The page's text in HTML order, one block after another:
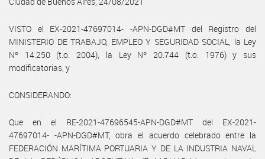
VISTO el EX-2021-47697014- -APN-DGD#MT del Registro del
MINISTERIO DE TRABAJO, EMPLEO Y SEGURIDAD SOCIAL, la Ley
Nº 14.250 (t.o. 2004), la Ley Nº 20.744 (t.o. 1976) y sus
modificatorias, y
CONSIDERANDO:
Que en el RE-2021-47696545-APN-DGD#MT del EX-2021-
47697014- -APN-DGD#MT, obra el acuerdo celebrado entre la
FEDERACIÓN MARÍTIMA PORTUARIA Y DE LA INDUSTRIA NAVAL